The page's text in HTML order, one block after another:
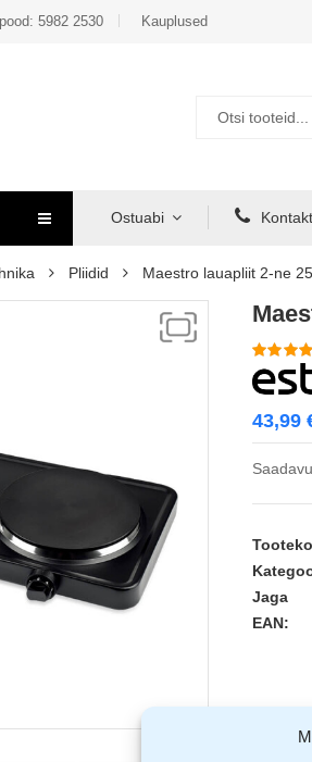
5982 2530 Kauplused
Ostuabi Kontakt
Pliidid Maestro lauapliit 2-ne
43,99
Jaga
EAN: